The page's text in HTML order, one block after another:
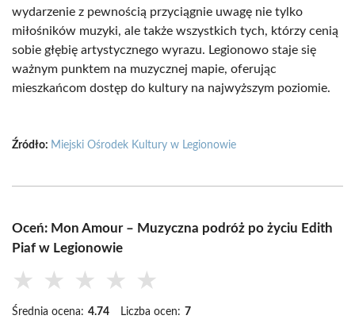
wydarzenie z pewnością przyciągnie uwagę nie tylko
miłośników muzyki, ale także wszystkich tych, którzy cenią
sobie głębię artystycznego wyrazu. Legionowo staje się
ważnym punktem na muzycznej mapie, oferując
mieszkańcom dostęp do kultury na najwyższym poziomie.
Źródło: Miejski Ośrodek Kultury w Legionowie
Oceń: Mon Amour – Muzyczna podróż po życiu Edith
Piaf w Legionowie
★ ★ ★ ★ ★
Średnia ocena: 4.74 Liczba ocen: 7